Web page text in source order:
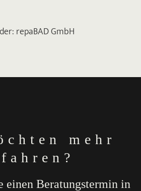
repaBAD GmbH
mehr
einen Beratungstermin in